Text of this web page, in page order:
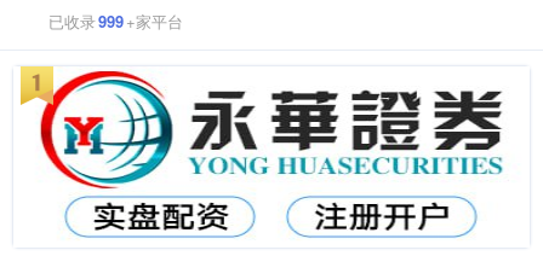
已收录999+家平台